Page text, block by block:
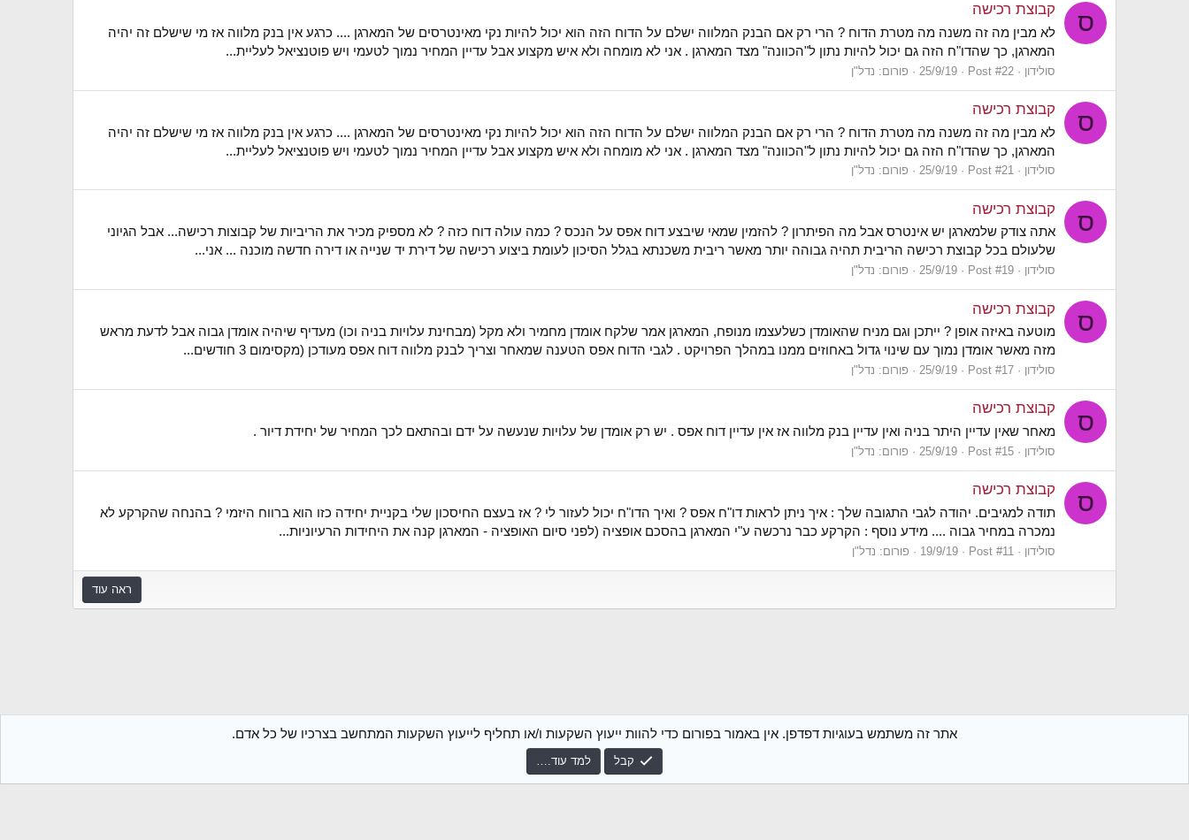
ס קבוצת רכישה
לא מבין מה זה משנה מה מטרת הדוח ? הרי רק אם הבנק המלווה ישלם על הדוח הזה הוא יכול להיות נקי מאינטרסים של המארגן .... כרגע אין בנק מלווה אז מי שישלם זה יהיה
המארגן, כך שהדו"ח הזה גם יכול להיות נתון ל"הכוונה" מצד המארגן . אני לא מומחה ולא איש מקצוע אבל עדיין המחיר נמוך לטעמי ויש פוטנציאל לעליית...
סולידון Post #22
25/9/19 פורום: נדל"ן
ס קבוצת רכישה
לא מבין מה זה משנה מה מטרת הדוח ? הרי רק אם הבנק המלווה ישלם על הדוח הזה הוא יכול להיות נקי מאינטרסים של המארגן .... כרגע אין בנק מלווה אז מי שישלם זה יהיה
המארגן, כך שהדו"ח הזה גם יכול להיות נתון ל"הכוונה" מצד המארגן . אני לא מומחה ולא איש מקצוע אבל עדיין המחיר נמוך לטעמי ויש פוטנציאל לעליית...
סולידון Post #21
25/9/19 פורום: נדל"ן
ס קבוצת רכישה
אתה צודק שלמארגן יש אינטרס אבל מה הפיתרון ? להזמין שמאי שיבצע דוח אפס על הנכס ? כמה עולה דוח כזה ? לא מספיק מכיר את הריביות של קבוצות רכישה... אבל הגיוני
שלעולם בכל קבוצת רכישה הריבית תהיה גבוהה יותר מאשר ריבית משכנתא בגלל הסיכון לעומת ביצוע רכישה של דירת יד שנייה או דירה חדשה מוכנה ... אני...
סולידון Post #19
25/9/19 פורום: נדל"ן
ס קבוצת רכישה
מוטעה באיזה אופן ? ייתכן וגם מניח שהאומדן כשלעצמו מנופח, המארגן אמר שלקח אומדן מחמיר ולא מקל (מבחינת עלויות בניה וכו) מעדיף שיהיה אומדן גבוה אבל לדעת מראש
מזה מאשר אומדן נמוך עם שינוי גדול באחוזים ממנו במהלך הפרויקט . לגבי הדוח אפס הטענה שמאחר וצריך לבנק מלווה דוח אפס מעודכן (מקסימום 3 חודשים...
סולידון Post #17
25/9/19 פורום: נדל"ן
ס קבוצת רכישה
מאחר שאין עדיין היתר בניה ואין עדיין בנק מלווה אז אין עדיין דוח אפס . יש רק אומדן של עלויות שנעשה על ידם ובהתאם לכך המחיר של יחידת דיור .
סולידון Post #15
25/9/19 פורום: נדל"ן
ס קבוצת רכישה
תודה למגיבים. יהודה לגבי התגובה שלך : איך ניתן לראות דו"ח אפס ? ואיך הדו"ח יכול לעזור לי ? אז בעצם החיסכון שלי בקניית יחידה כזו הוא ברווח היזמי ? בהנחה שהקרקע לא
נמכרה במחיר גבוה .... מידע נוסף : הקרקע כבר נרכשה ע"י המארגן בהסכם אופציה (לפני סיום האופציה - המארגן קנה את היחידות הרעיוניות...
סולידון Post #11
19/9/19 פורום: נדל"ן
ראה עוד
אתר זה משתמש בעוגיות דפדפן. אין באמור בפורום כדי להוות ייעוץ השקעות ו/או תחליף לייעוץ השקעות המתחשב בצרכיו של כל אדם.
קבל למד עוד.…